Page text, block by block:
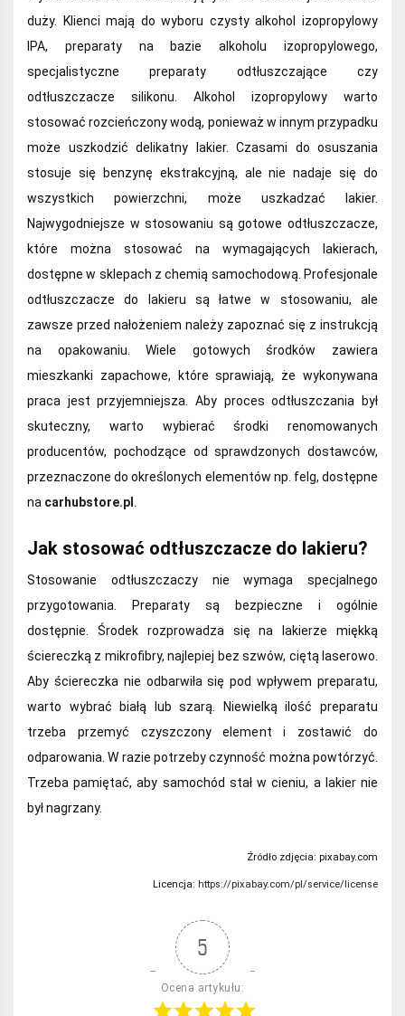
duży. Klienci mają do wyboru czysty alkohol izopropylowy
IPA, preparaty na bazie alkoholu izopropylowego,
specjalistyczne preparaty odtłuszczające czy
odtłuszczacze silikonu. Alkohol izopropylowy warto
stosować rozcieńczony wodą, ponieważ w innym przypadku
może uszkodzić delikatny lakier. Czasami do osuszania
stosuje się benzynę ekstrakcyjną, ale nie nadaje się do
wszystkich powierzchni, może uszkadzać lakier.
Najwygodniejsze w stosowaniu są gotowe odtłuszczacze,
które można stosować na wymagających lakierach,
dostępne w sklepach z chemią samochodową. Profesjonale
odtłuszczacze do lakieru są łatwe w stosowaniu, ale
zawsze przed nałożeniem należy zapoznać się z instrukcją
na opakowaniu. Wiele gotowych środków zawiera
mieszkanki zapachowe, które sprawiają, że wykonywana
praca jest przyjemniejsza. Aby proces odtłuszczania był
skuteczny, warto wybierać środki renomowanych
producentów, pochodzące od sprawdzonych dostawców,
przeznaczone do określonych elementów np. felg, dostępne
na carhubstore.pl
Jak stosować odtłuszczacze do lakieru?
Stosowanie odtłuszczaczy nie wymaga specjalnego
przygotowania. Preparaty są bezpieczne i ogólnie
dostępnie. Środek rozprowadza się na lakierze miękką
ściereczką z mikrofibry, najlepiej bez szwów, ciętą laserowo.
Aby ściereczka nie odbarwiła się pod wpływem preparatu,
warto wybrać białą lub szarą. Niewielką ilość preparatu
trzeba przemyć czyszczony element i zostawić do
odparowania. W razie potrzeby czynność można powtórzyć.
Trzeba pamiętać, aby samochód stał w cieniu, a lakier nie
był nagrzany.
Źródło zdjęcia: pixabay.com
Licencja: https://pixabay.com/pl/service/license
5
Ocena artykułu: